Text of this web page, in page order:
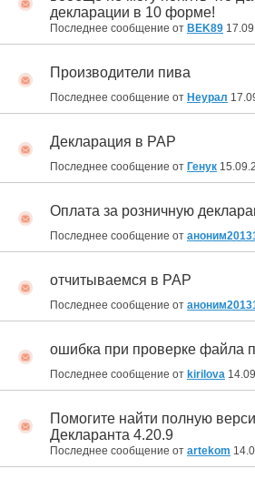
декларации в 10 форме!
Последнее сообщение от BEK89
Производители пива
Последнее сообщение от Неурал
Декларация в РАР
Последнее сообщение от Генук
Оплата за розничную
Последнее сообщение от
отчитываемся в РАР
Последнее сообщение от
ошибка при проверке файла
Последнее сообщение от kirilova
Помогите найти полную
Декларанта 4.20.9
Последнее сообщение от artekom